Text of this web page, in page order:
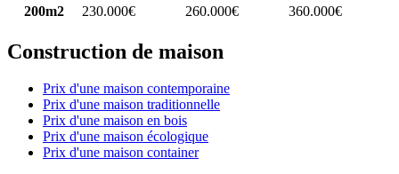
200m2
230.000€ 260.000€ 360.000€
Construction de maison
Prix d'une maison contemporaine
Prix d'une maison traditionnelle
Prix d'une maison en bois
Prix d'une maison écologique
Prix d'une maison container